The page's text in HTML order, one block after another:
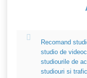
Recomand
studio de
studiourile de
studiouri si